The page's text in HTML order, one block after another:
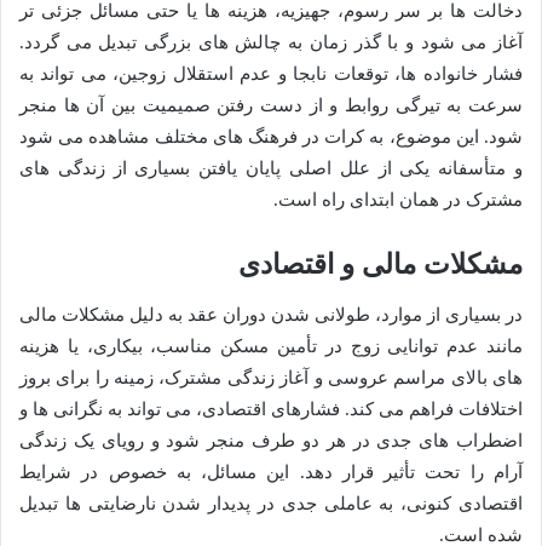
دخالت ها بر سر رسوم، جهیزیه، هزینه ها یا حتی مسائل جزئی تر
آغاز می شود و با گذر زمان به چالش های بزرگی تبدیل می گردد.
فشار خانواده ها، توقعات نابجا و عدم استقلال زوجین، می تواند به
سرعت به تیرگی روابط و از دست رفتن صمیمیت بین آن ها منجر
شود. این موضوع، به کرات در فرهنگ های مختلف مشاهده می شود
و متأسفانه یکی از علل اصلی پایان یافتن بسیاری از زندگی های
مشترک در همان ابتدای راه است.
مشکلات مالی و اقتصادی
در بسیاری از موارد، طولانی شدن دوران عقد به دلیل مشکلات مالی
مانند عدم توانایی زوج در تأمین مسکن مناسب، بیکاری، یا هزینه
های بالای مراسم عروسی و آغاز زندگی مشترک، زمینه را برای بروز
اختلافات فراهم می کند. فشارهای اقتصادی، می تواند به نگرانی ها و
اضطراب های جدی در هر دو طرف منجر شود و رویای یک زندگی
آرام را تحت تأثیر قرار دهد. این مسائل، به خصوص در شرایط
اقتصادی کنونی، به عاملی جدی در پدیدار شدن نارضایتی ها تبدیل
شده است.